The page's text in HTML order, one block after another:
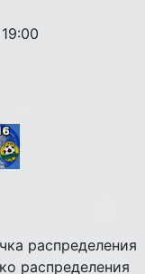
распределения
распределения